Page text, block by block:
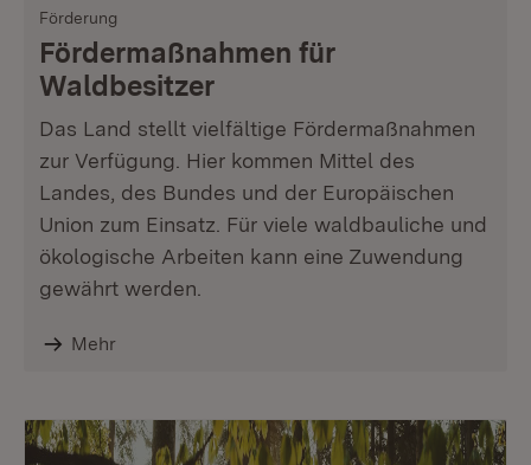
Förderung
Fördermaßnahmen für
Waldbesitzer
Das Land stellt vielfältige Fördermaßnahmen
zur Verfügung. Hier kommen Mittel des
Landes, des Bundes und der Europäischen
Union zum Einsatz. Für viele waldbauliche und
ökologische Arbeiten kann eine Zuwendung
gewährt werden.
Mehr